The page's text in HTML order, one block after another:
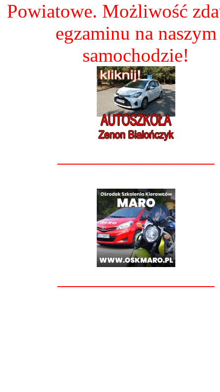
Powiatowe. Możliwość
egzaminu na naszym
samochodzie!